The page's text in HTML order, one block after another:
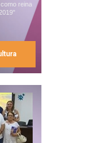
reina